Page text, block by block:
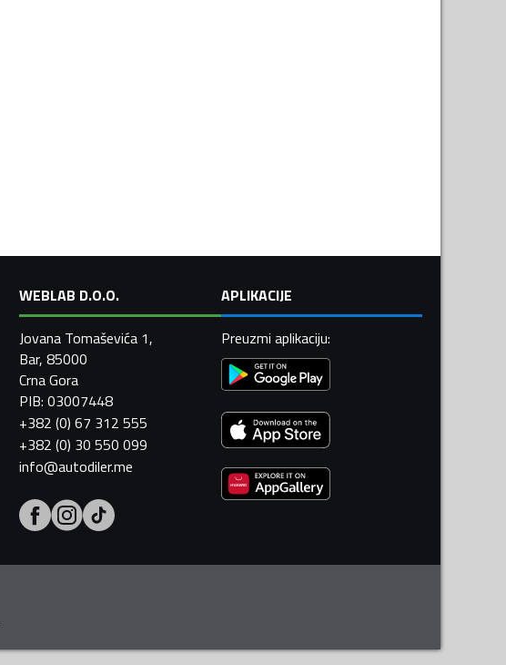
WEBLAB D.O.O.
Jovana Tomaševića 1,
Bar, 85000
Crna Gora
PIB: 03007448
+382 (0) 67 312 555
+382 (0) 30 550 099
info@autodiler.me
APLIKACIJE
Preuzmi aplikaciju: